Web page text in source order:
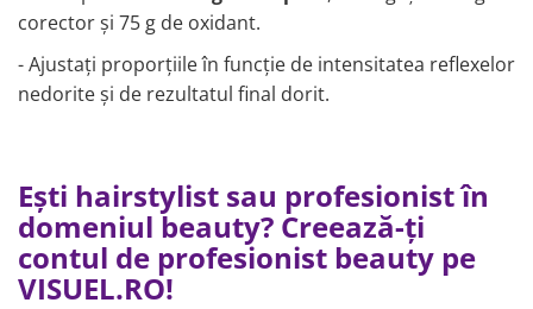
corector și 75 g de oxidant.
- Ajustați proporțiile în funcție de intensitatea reflexelor
nedorite și de rezultatul final dorit.
Ești hairstylist sau profesionist în
domeniul beauty? Creează-ți
contul de profesionist beauty pe
VISUEL.RO!